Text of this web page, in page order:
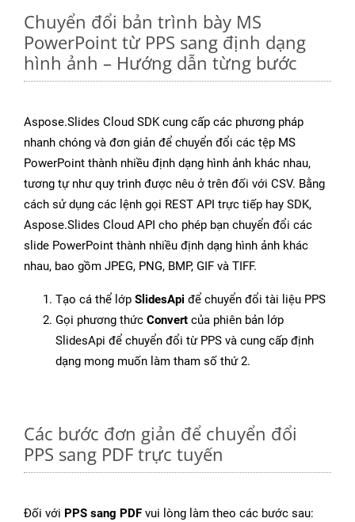
Chuyển đổi bản trình bày MS
PowerPoint từ PPS sang định dạng
hình ảnh – Hướng dẫn từng bước
Aspose.Slides Cloud SDK cung cấp các phương pháp
nhanh chóng và đơn giản để chuyển đổi các tệp MS
PowerPoint thành nhiều định dạng hình ảnh khác nhau,
tương tự như quy trình được nêu ở trên đối với CSV. Bằng
cách sử dụng các lệnh gọi REST API trực tiếp hay SDK,
Aspose.Slides Cloud API cho phép bạn chuyển đổi các
slide PowerPoint thành nhiều định dạng hình ảnh khác
nhau, bao gồm JPEG, PNG, BMP, GIF và TIFF.
Tạo cá thể lớp SlidesApi để chuyển đổi tài liệu PPS
Gọi phương thức Convert của phiên bản lớp
SlidesApi để chuyển đổi từ PPS và cung cấp định
dạng mong muốn làm tham số thứ 2.
Các bước đơn giản để chuyển đổi
PPS sang PDF trực tuyến
Đối với PPS sang PDF vui lòng làm theo các bước sau: